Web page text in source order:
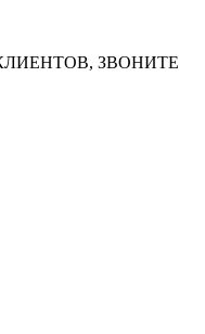
ЗВОНИТЕ